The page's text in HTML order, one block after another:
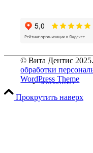
Прейскурант
Контакты
© Вита Дентис
обработки
WordPress Theme
Прокрутить наверх